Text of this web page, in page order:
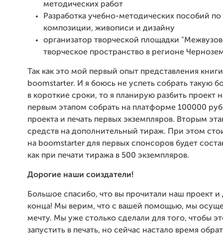
методических работ
Разработка учебно-методических пособий по
композиции, живописи и дизайну
организатор творческой площадки
творческое пространство в регионе
Так как это мой первый опыт представления
boomstarter. И я боюсь не успеть собрать такую
в короткие сроки, то я планирую разбить проект
первым этапом собрать на платформе 100000
проекта и печать первых экземпляров. Вторым
средств на дополнительный тираж. При этом
на boomstarter для первых спонсоров будет
как при печати тиража в 500 экземпляров.
Дорогие наши соиздатели!
Большое спасибо, что вы прочитали наш проект
конца! Мы верим, что с вашей помощью, мы
мечту. Мы уже столько сделали для того, чтобы
запустить в печать, но сейчас настало время